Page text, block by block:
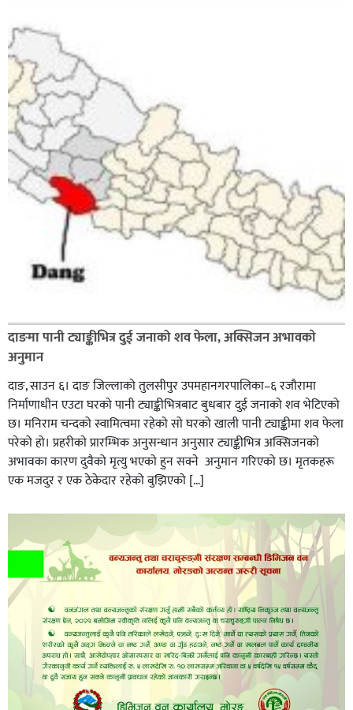
दाङमा पानी ट्याङ्कीभित्र दुई जनाको शव फेला, अक्सिजन अभावकाे
अनुमान
दाङ, साउन ६। दाङ जिल्लाको तुलसीपुर उपमहानगरपालिका–६ रजौरामा
निर्माणाधीन एउटा घरको पानी ट्याङ्कीभित्रबाट बुधबार दुई जनाको शव भेटिएको
छ। मनिराम चन्दको स्वामित्वमा रहेको सो घरको खाली पानी ट्याङ्कीमा शव फेला
परेको हो। प्रहरीकाे प्रारम्भिक अनुसन्धान अनुसार ट्याङ्कीभित्र अक्सिजनको
अभावका कारण दुवैको मृत्यु भएको हुन सक्ने अनुमान गरिएको छ। मृतकहरू
एक मजदुर र एक ठेकेदार रहेको बुझिएको […]